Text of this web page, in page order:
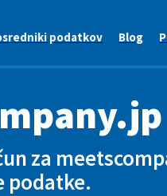
podatkov Blog
za
podatke.